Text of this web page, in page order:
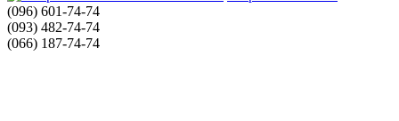
(096) 601-74-74
(093) 482-74-74
(066) 187-74-74